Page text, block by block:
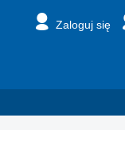
Zaloguj się